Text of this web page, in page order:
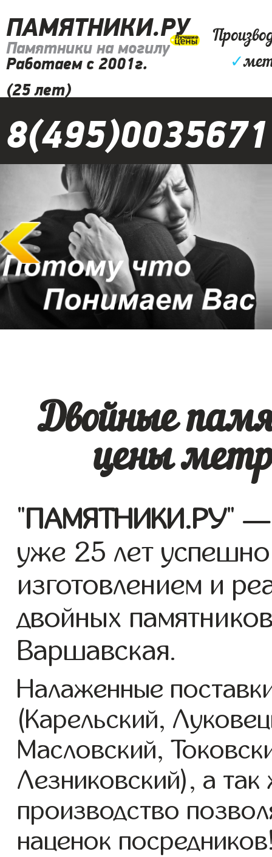
ПАМЯТНИКИ.РУ
Памятники на могилу
Работаем с 2001г.
(25 лет)
✓
8(495)0035671
Двойные
цены
"ПАМЯТНИКИ.РУ" —
уже 25 лет
изготовлением и
двойных
Варшавская.
Налаженные
(Карельский,
Масловский,
Лезниковский), а
производство
наценок